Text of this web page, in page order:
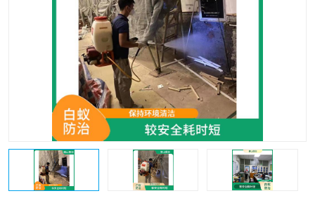
园区消杀